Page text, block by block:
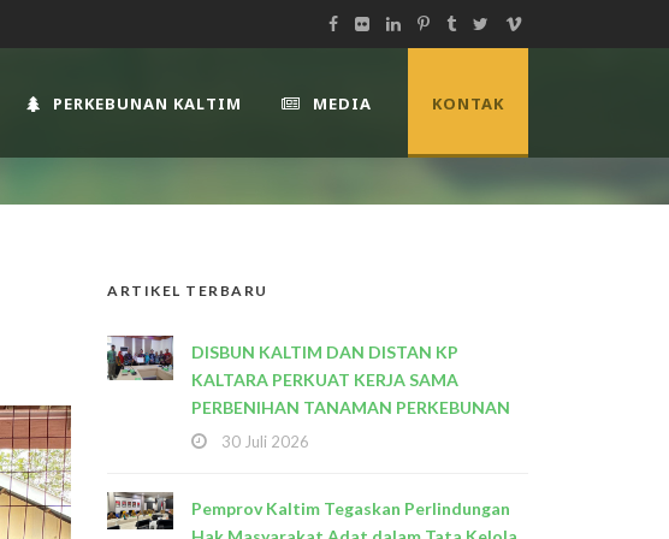
PERKEBUNAN KALTIM MEDIA KONTAK
ARTIKEL TERBARU
DISBUN KALTIM DAN DISTAN KP
KALTARA PERKUAT KERJA SAMA
PERBENIHAN TANAMAN PERKEBUNAN
30 Juli 2026
Pemprov Kaltim Tegaskan Perlindungan